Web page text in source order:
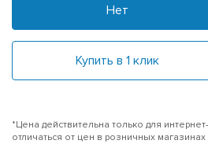
Нет
Купить в 1 клик
*Цена действительна только для
отличаться от цен в розничных магазинах